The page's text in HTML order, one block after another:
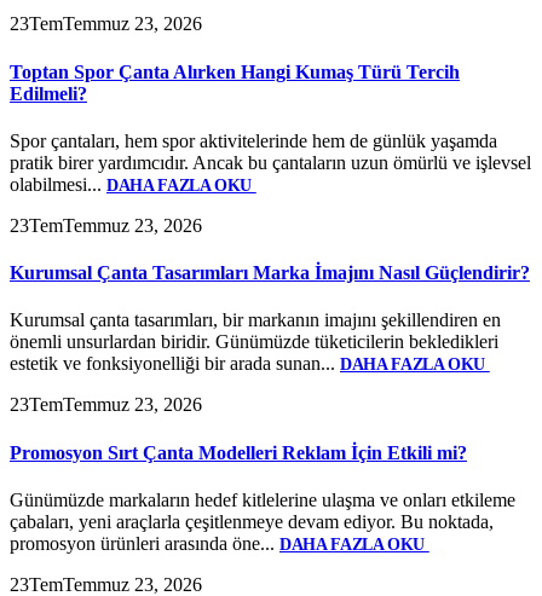
23TemTemmuz 23, 2026
Toptan Spor Çanta Alırken Hangi Kumaş Türü Tercih
Edilmeli?
Spor çantaları, hem spor aktivitelerinde hem de günlük yaşamda
pratik birer yardımcıdır. Ancak bu çantaların uzun ömürlü ve işlevsel
olabilmesi... DAHA FAZLA OKU
23TemTemmuz 23, 2026
Kurumsal Çanta Tasarımları Marka İmajını Nasıl Güçlendirir?
Kurumsal çanta tasarımları, bir markanın imajını şekillendiren en
önemli unsurlardan biridir. Günümüzde tüketicilerin bekledikleri
estetik ve fonksiyonelliği bir arada sunan... DAHA FAZLA OKU
23TemTemmuz 23, 2026
Promosyon Sırt Çanta Modelleri Reklam İçin Etkili mi?
Günümüzde markaların hedef kitlelerine ulaşma ve onları etkileme
çabaları, yeni araçlarla çeşitlenmeye devam ediyor. Bu noktada,
promosyon ürünleri arasında öne... DAHA FAZLA OKU
23TemTemmuz 23, 2026